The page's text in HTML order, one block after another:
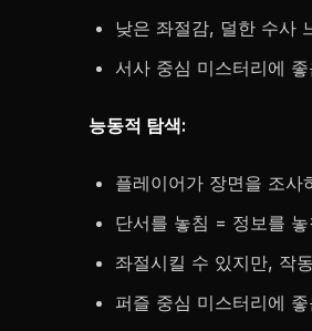
낮은 좌절감, 덜한 수사
서사 중심 미스터리에 좋
능동적 탐색:
플레이어가 장면을 조
단서를 놓침 = 정보를 놓
좌절시킬 수 있지만, 작
퍼즐 중심 미스터리에 좋